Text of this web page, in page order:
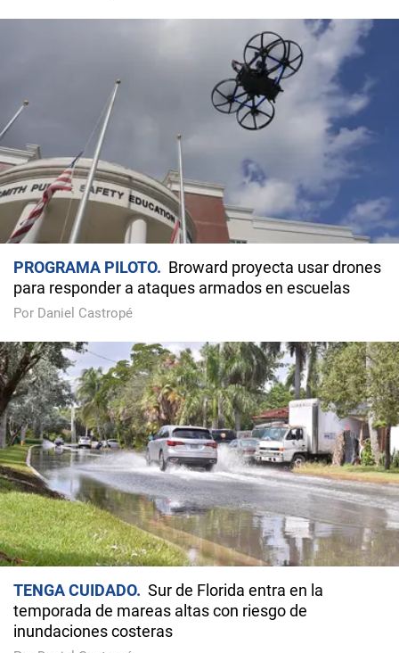
PROGRAMA PILOTO
Broward proyecta usar drones
para responder a ataques armados en escuelas
Por Daniel Castropé
TENGA CUIDADO
Sur de Florida entra en la
temporada de mareas altas con riesgo de
inundaciones costeras